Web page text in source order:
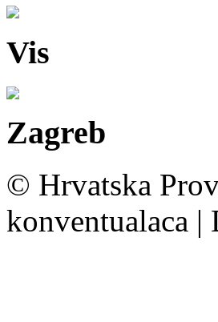
Vis
Zagreb
© Hrvatska
konventualaca |